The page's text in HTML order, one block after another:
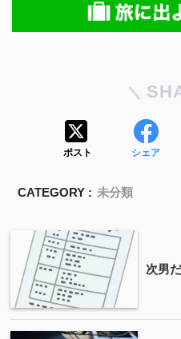
ポスト シェア
CATEGORY : 未分類
次男